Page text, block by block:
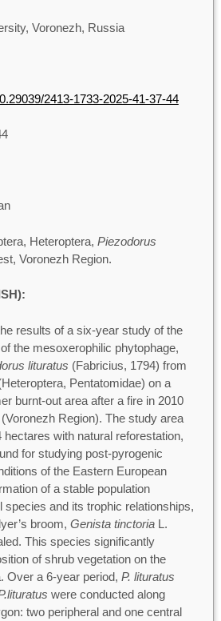
Voronezh, Russia
2413-1733-2025-41-37-44
Heteroptera, Piezodorus
Voronezh Region.
results of a six-year study of the
the mesoxerophilic phytophage,
lituratus (Fabricius, 1794) from
Pentatomidae) on a
burnt-out area after a fire in 2010
Region). The study area
with natural reforestation,
for studying post-pyrogenic
of the Eastern European
of a stable population
species and its trophic relationships,
broom, Genista tinctoriaL.
This species significantly
of shrub vegetation on the
Over a 6-year period, P. lituratus
were conducted along
two peripheral and one central